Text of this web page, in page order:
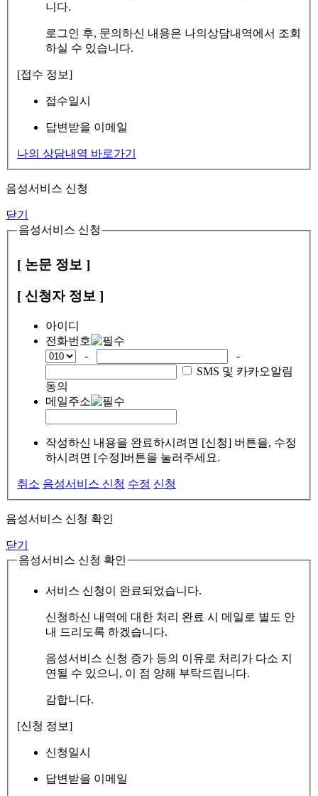
니다.
로그인 후, 문의하신 내용은 나의상담내역에서 조회
하실 수 있습니다.
[접수 정보]
접수일시
답변받을 이메일
나의 상담내역 바로가기
음성서비스 신청
닫기
음성서비스 신청
[ 논문 정보 ]
[ 신청자 정보 ]
아이디
전화번호
-
-
SMS 및 카카오알림
동의
메일주소
작성하신 내용을 완료하시려면 [신청] 버튼을, 수정
하시려면 [수정]버튼을 눌러주세요.
취소 음성서비스 신청 수정 신청
음성서비스 신청 확인
닫기
음성서비스 신청 확인
서비스 신청이 완료되었습니다.
신청하신 내역에 대한 처리 완료 시 메일로 별도 안
내 드리도록 하겠습니다.
음성서비스 신청 증가 등의 이유로 처리가 다소 지
연될 수 있으니, 이 점 양해 부탁드립니다.
감합니다.
[신청 정보]
신청일시
답변받을 이메일